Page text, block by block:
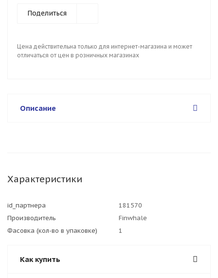
Поделиться
Цена действительна только для интернет-магазина и может
отличаться от цен в розничных магазинах
Описание
Характеристики
id_партнера
181570
Производитель
Finwhale
Фасовка (кол-во в упаковке)
1
Как купить